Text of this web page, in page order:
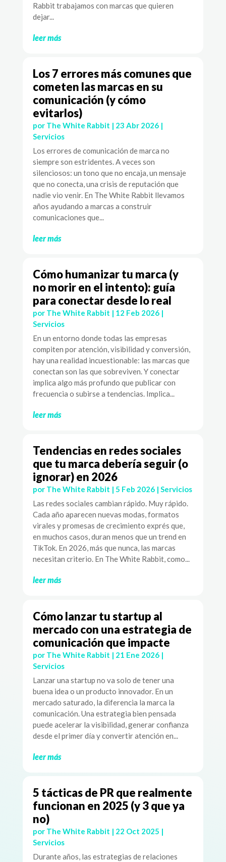
Rabbit trabajamos con marcas que quieren
dejar...
leer más
Los 7 errores más comunes que
cometen las marcas en su
comunicación (y cómo
evitarlos)
por The White Rabbit | 23 Abr 2026|
Servicios
Los errores de comunicación de marca no
siempre son estridentes. A veces son
silenciosos: un tono que no encaja, un mensaje
que no conecta, una crisis de reputación que
nadie vio venir. En The White Rabbit llevamos
años ayudando a marcas a construir
comunicaciones que...
leer más
Cómo humanizar tu marca (y
no morir en el intento): guía
para conectar desde lo real
por The White Rabbit | 12 Feb 2026|
Servicios
En un entorno donde todas las empresas
compiten por atención, visibilidad y conversión,
hay una realidad incuestionable: las marcas que
conectan son las que sobreviven. Y conectar
implica algo más profundo que publicar con
frecuencia o subirse a tendencias. Implica...
leer más
Tendencias en redes sociales
que tu marca debería seguir (o
ignorar) en 2026
por The White Rabbit | 5 Feb 2026| Servicios
Las redes sociales cambian rápido. Muy rápido.
Cada año aparecen nuevas modas, formatos
virales y promesas de crecimiento exprés que,
en muchos casos, duran menos que un trend en
TikTok. En 2026, más que nunca, las marcas
necesitan criterio. En The White Rabbit, como...
leer más
Cómo lanzar tu startup al
mercado con una estrategia de
comunicación que impacte
por The White Rabbit | 21 Ene 2026|
Servicios
Lanzar una startup no va solo de tener una
buena idea o un producto innovador. En un
mercado saturado, la diferencia la marca la
comunicación. Una estrategia bien pensada
puede acelerar la visibilidad, generar confianza
desde el primer día y convertir atención en...
leer más
5 tácticas de PR que realmente
funcionan en 2025 (y 3 que ya
no)
por The White Rabbit | 22 Oct 2025 |
Servicios
Durante años, las estrategias de relaciones